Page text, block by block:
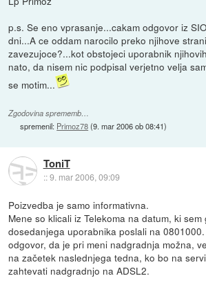
p.s. Se eno vprasanje...cakam odgovor iz
dni...A ce oddam narocilo preko njihove
zavezujoce?...kot obstojeci uporabnik
nato, da nisem nic podpisal verjetno velja
se motim...
Zgodovina sprememb…
spremenil: Primoz78(9. mar 2006 ob 08:41)
ToniT
::9. mar 2006, 09:09
Poizvedba je samo informativna.
Mene so klicali iz Telekoma na datum, ki
dosedanjega uporabnika poslali na 0801000.
odgovor, da je pri meni nadgradnja možna,
na začetek naslednjega tedna, ko bo na
zahtevati nadgradnjo na ADSL2.